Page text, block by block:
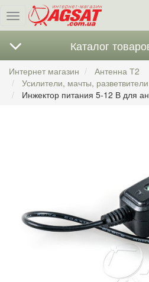
Меню
Каталог
Интернет магазин
Антенна Т2
Усилители, мачты,
Инжектор питания 5-12 В для